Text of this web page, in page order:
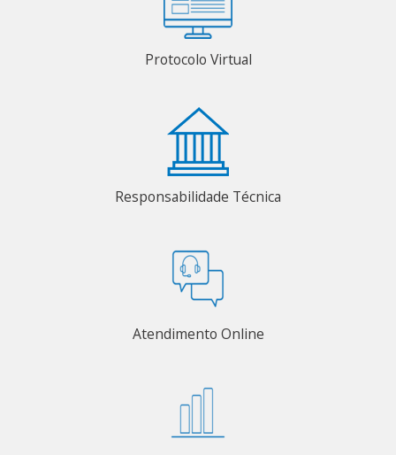
Protocolo Virtual
Responsabilidade Técnica
Atendimento Online